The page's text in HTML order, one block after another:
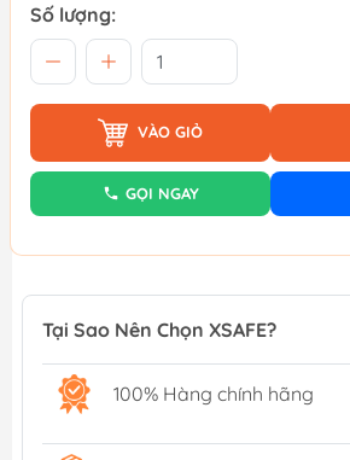
Số lượng:
VÀO GIỎ
GỌI NGAY
Tại Sao Nên Chọn XSAFE?
100% Hàng chính hãng